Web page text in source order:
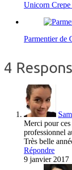
Unicorn Crepe
Parmentier de
4
Merci pour
professionnel
Très belle
Répondre
9 janvier 2017